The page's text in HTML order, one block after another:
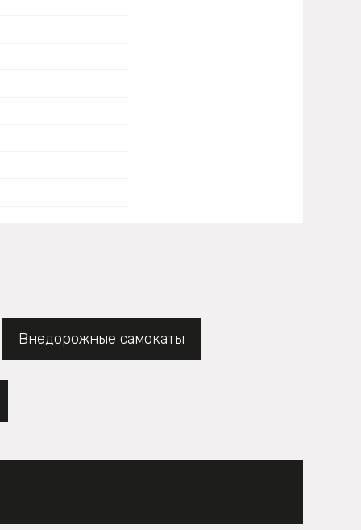
Внедорожные самокаты